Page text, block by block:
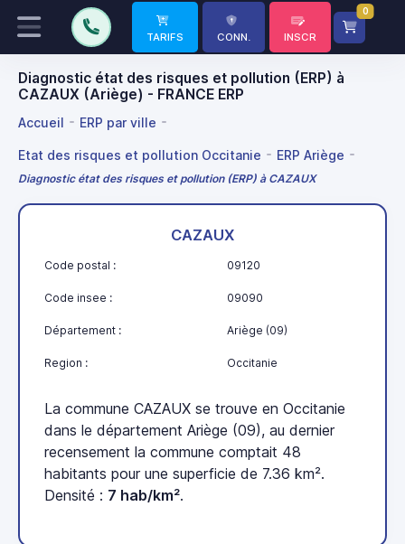
TARIFS CONN. INSCR
0
Diagnostic état des risques et pollution (ERP) à
CAZAUX (Ariège) - FRANCE ERP
Accueil ERP par ville
Etat des risques et pollution Occitanie ERP Ariège
Diagnostic état des risques et pollution (ERP) à CAZAUX
CAZAUX
Code postal : 09120
Code insee : 09090
Département : Ariège (09)
Region : Occitanie
La commune CAZAUX se trouve en Occitanie
dans le département Ariège (09), au dernier
recensement la commune comptait 48
habitants pour une superficie de 7.36 km².
Densité : 7 hab/km².